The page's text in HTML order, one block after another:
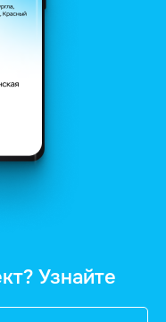
Узнайте